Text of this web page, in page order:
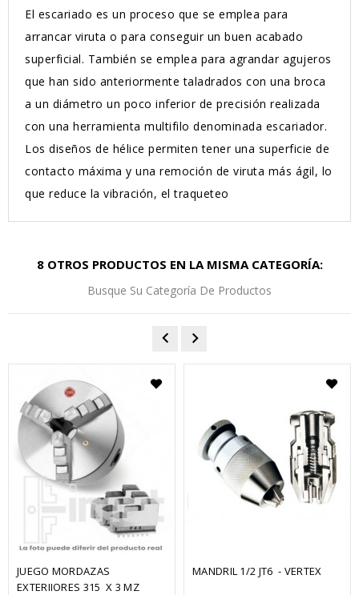
El escariado es un proceso que se emplea para
arrancar viruta o para conseguir un buen acabado
superficial. También se emplea para agrandar agujeros
que han sido anteriormente taladrados con una broca
a un diámetro un poco inferior de precisión realizada
con una herramienta multifilo denominada escariador.
Los diseños de hélice permiten tener una superficie de
contacto máxima y una remoción de viruta más ágil, lo
que reduce la vibración, el traqueteo
8 OTROS PRODUCTOS EN LA MISMA CATEGORÍA:
Busque Su Categoría De Productos
JUEGO MORDAZAS
EXTERIIORES 315  X 3 MZ
MANDRIL 1/2 JT6  - VERTEX